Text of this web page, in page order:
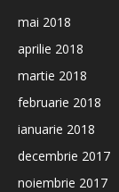
mai 2018
aprilie 2018
martie 2018
februarie 2018
ianuarie 2018
decembrie 2017
noiembrie 2017